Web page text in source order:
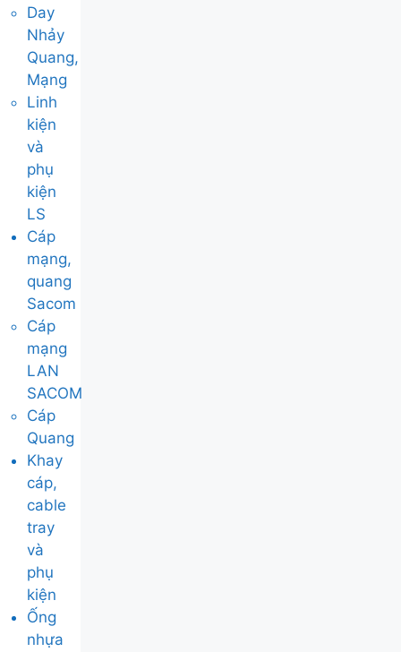
Day
Nhảy
Quang,
Mạng
Linh
kiện
và
phụ
kiện
LS
Cáp
mạng,
quang
Sacom
Cáp
mạng
LAN
SACOM
Cáp
Quang
Khay
cáp,
cable
tray
và
phụ
kiện
Ống
nhựa